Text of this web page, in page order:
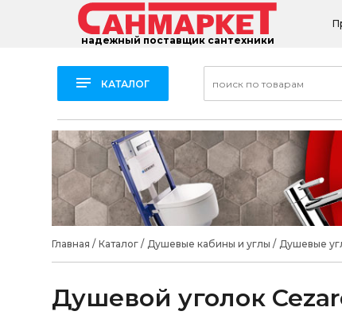
надежный поставщик сантехники
КАТАЛОГ
Главная / Каталог/ Душевые кабины и углы / Душевые
Душевой уголок